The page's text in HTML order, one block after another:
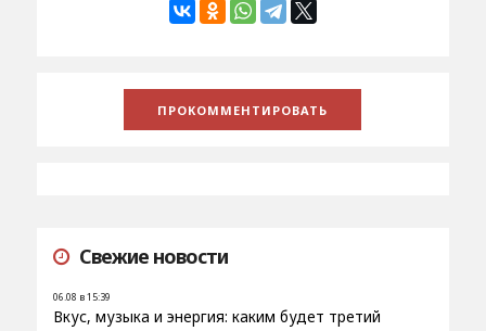
Свежие новости
06.08 в 15:39
Вкус, музыка и энергия: каким будет третий